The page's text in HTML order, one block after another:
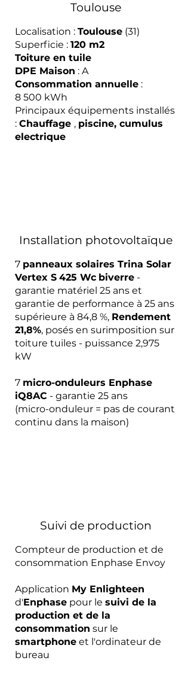
Toulouse
Localisation : Toulouse (31)
Superficie : 120 m2
Toiture en tuile
DPE Maison : A
Consommation annuelle :
8 500 kWh
Principaux équipements installés
: Chauffage , piscine, cumulus
electrique
Installation photovoltaïque
7 panneaux solaires Trina Solar
Vertex S 425 Wc biverre -
garantie matériel 25 ans et
garantie de performance à 25 ans
supérieure à 84,8 %, Rendement
21,8%, posés en surimposition sur
toiture tuiles - puissance 2,975
kW
7 micro-onduleurs Enphase
iQ8AC - garantie 25 ans
(micro-onduleur = pas de courant
continu dans la maison)
Suivi de production
Compteur de production et de
consommation Enphase Envoy
Application My Enlighteen
d'Enphase pour le suivi de la
production et de la
consommation sur le
smartphone et l'ordinateur de
bureau